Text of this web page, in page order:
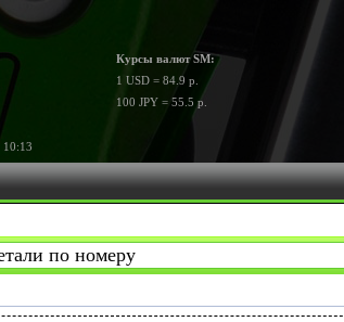
10:13
Курсы валют SM:
1 USD = 84.9 р.
100 JPY = 55.5 р.